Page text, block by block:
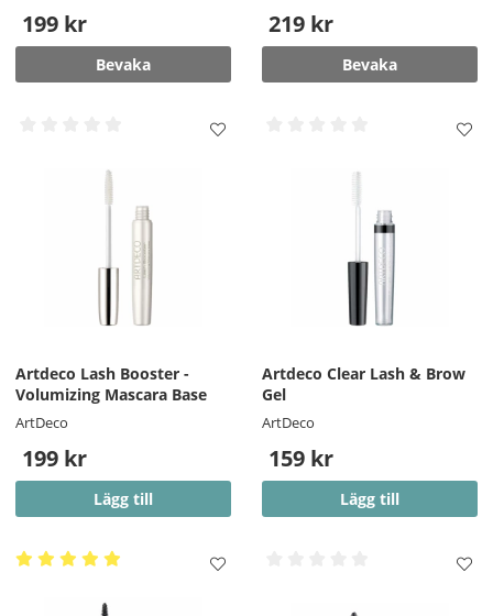
199 kr
Bevaka
219 kr
Bevaka
Artdeco Lash Booster -
Volumizing Mascara Base
ArtDeco
199 kr
Lägg till
Artdeco Clear Lash & Brow
Gel
ArtDeco
159 kr
Lägg till